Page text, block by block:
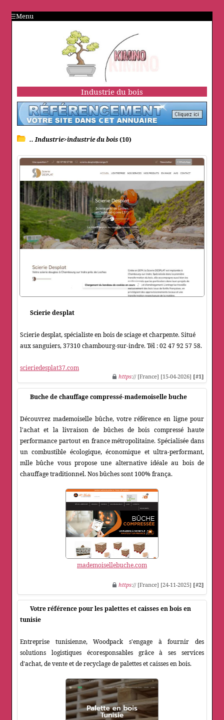
Menu
Industrie du bois
.. Industrie>industrie du bois(10)
Scierie desplat
Scierie desplat, spécialiste en bois de sciage et charpente. Situé
aux sanguiers, 37310 chambourg-sur-indre. Tél : 02 47 92 57 58.
scieriedesplat37.com
https:// [France] [15-04-2026] [#1]
Buche de chauffage compressé-mademoiselle buche
Découvrez mademoiselle bûche, votre référence en ligne pour
l'achat et la livraison de bûches de bois compressé haute
performance partout en france métropolitaine. Spécialisée dans
un combustible écologique, économique et ultra-performant,
mlle bûche vous propose une alternative idéale au bois de
chauffage traditionnel. Nos bûches sont 100% frança.
mademoisellebuche.com
https:// [France] [24-11-2025] [#2]
Votre référence pour les palettes et caisses en bois en
tunisie
Entreprise tunisienne, Woodpack s'engage à fournir des
solutions logistiques écoresponsables grâce à ses services
d'achat, de vente et de recyclage de palettes et caisses en bois.